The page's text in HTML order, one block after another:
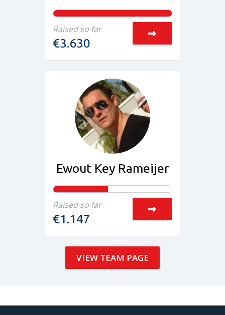
Raised so far
€3.630
Ewout Key Rameijer
Raised so far
€1.147
VIEW TEAM PAGE